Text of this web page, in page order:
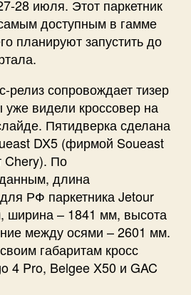
28 июля. Этот паркетник
доступным в гамме
планируют запустить до
релиз сопровождает тизер
видели кроссовер на
Пятидверка сделана
DX5 (фирмой Soueast
Chery). По
длина
РФ паркетника Jetour
ширина – 1841 мм, высота
между осями – 2601 мм.
габаритам кросс
4 Pro, Belgee X50 и GAC